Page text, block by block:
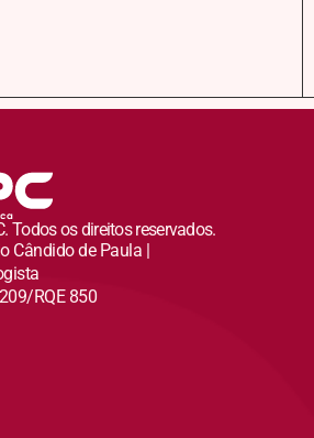
Todos os direitos reservados.
Cândido de Paula |
RQE 850